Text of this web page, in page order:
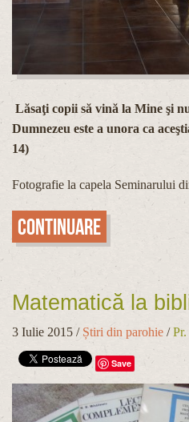
Lăsaţi copii să vină la Mine şi
Dumnezeu este a unora ca
14)
Fotografie la capela Seminarului
Continuare
Matematică la
3 Iulie 2015 / Știri din parohie /
Save